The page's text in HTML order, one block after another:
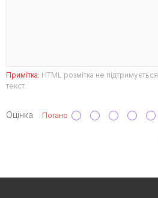
Примітка: HTML розмітка не
текст.
Оцінка Погано